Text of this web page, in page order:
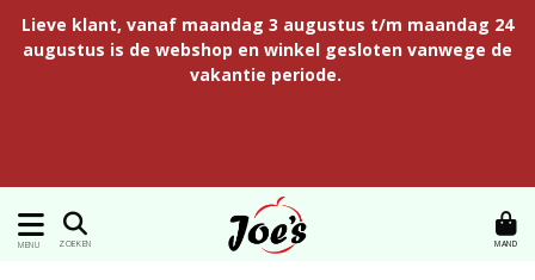
Lieve klant, vanaf maandag 3 augustus t/m maandag 24
augustus is de webshop en winkel gesloten vanwege de
vakantie periode.
MENU ZOEKEN MAND